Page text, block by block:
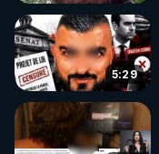
5:29